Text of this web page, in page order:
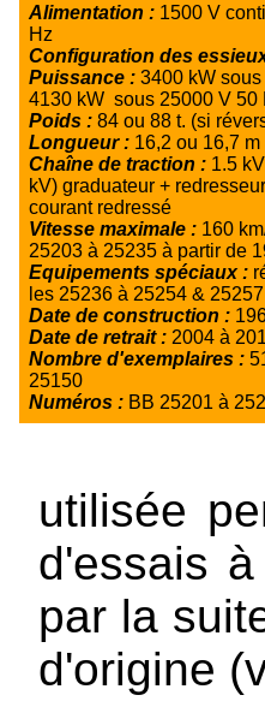
Alimentation : 1500 V
Hz
Configuration des
Puissance : 3400 kW
4130 kW sous 25000 V 50
Poids : 84 ou 88 t. (si
Longueur : 16,2 ou 16,7
Chaîne de traction : 1.5
kV) graduateur +
courant redressé
Vitesse maximale : 160
25203 à 25235 à partir de
Equipements spéciaux :
les 25236 à 25254 &
Date de construction :
Date de retrait : 2004 à
Nombre d'exemplaires :
25150
Numéros : BB 25201 à
utilisée
d'essais
par la
d'origine